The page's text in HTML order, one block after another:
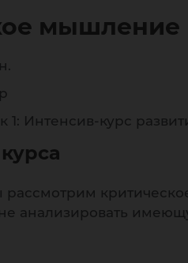
мышление
1: Интенсив-курс
анализировать